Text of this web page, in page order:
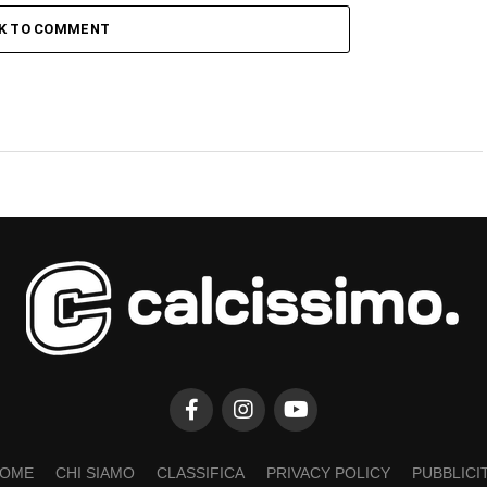
TO COMMENT
CHI SIAMO CLASSIFICA PRIVACY POLICY